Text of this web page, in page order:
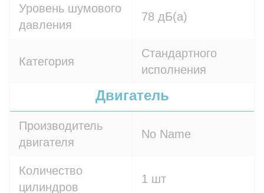
Уровень шумового
давления
78 дБ(а)
Категория
Стандартного
исполнения
Двигатель
Производитель
двигателя
No Name
Количество
цилиндров
1 шт